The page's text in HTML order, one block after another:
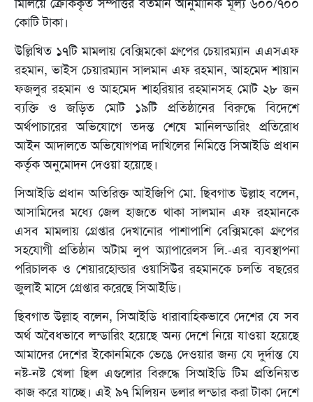
মিলিয়ে ক্রোককৃত সম্পত্তির বর্তমান আনুমানিক মূল্য ৬০০/৭০০
কোটি টাকা।
উল্লিখিত ১৭টি মামলায় বেক্সিমকো গ্রুপের চেয়ারম্যান এএসএফ
রহমান, ভাইস চেয়ারম্যান সালমান এফ রহমান, আহমেদ শায়ান
ফজলুর রহমান ও আহমেদ শাহরিয়ার রহমানসহ মোট ২৮ জন
ব্যক্তি ও জড়িত মোট ১৯টি প্রতিষ্ঠানের বিরুদ্ধে বিদেশে
অর্থপাচারের অভিযোগে তদন্ত শেষে মানিলন্ডারিং প্রতিরোধ
আইন আদালতে অভিযোগপত্র দাখিলের নিমিত্তে সিআইডি প্রধান
কর্তৃক অনুমোদন দেওয়া হয়েছে।
সিআইডি প্রধান অতিরিক্ত আইজিপি মো. ছিবগাত উল্লাহ বলেন,
আসামিদের মধ্যে জেল হাজতে থাকা সালমান এফ রহমানকে
এসব মামলায় গ্রেপ্তার দেখানোর পাশাপাশি বেক্সিমকো গ্রুপের
সহযোগী প্রতিষ্ঠান অটাম লুপ অ্যাপারেলস লি.-এর ব্যবস্থাপনা
পরিচালক ও শেয়ারহোল্ডার ওয়াসিউর রহমানকে চলতি বছরের
জুলাই মাসে গ্রেপ্তার করেছে সিআইডি।
ছিবগাত উল্লাহ বলেন, সিআইডি ধারাবাহিকভাবে দেশের যে সব
অর্থ অবৈধভাবে লন্ডারিং হয়েছে অন্য দেশে নিয়ে যাওয়া হয়েছে
আমাদের দেশের ইকোনমিকে ভেঙে দেওয়ার জন্য যে দুর্দান্ত যে
নষ্ট-নষ্ট খেলা ছিল এগুলোর বিরুদ্ধে সিআইডি টিম প্রতিনিয়ত
কাজ করে যাচ্ছে। এই ৯৭ মিলিয়ন ডলার লন্ডার করা টাকা দেশে